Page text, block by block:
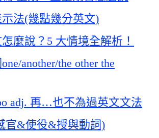
法(幾點幾分英文)
麼說？5 大情境全解析！
another/the other the
adj. 再…也不為過英文文法
官&使役&授與動詞)